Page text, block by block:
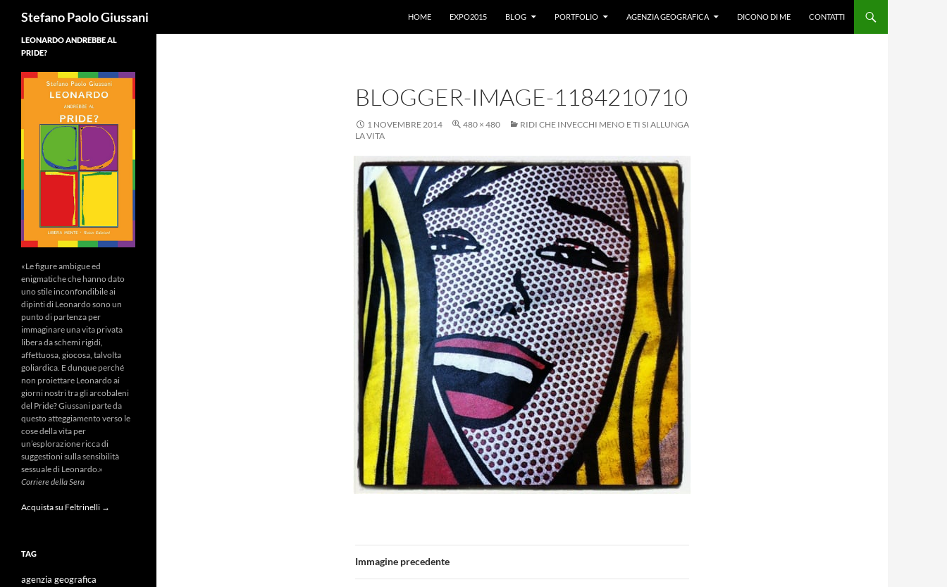
Stefano Paolo Giussani
HOME
EXPO2015 BLOG PORTFOLIO AGENZIA GEOGRAFICA DICONO DI ME CONTATTI
BLOGGER-IMAGE-1184210710
1 NOVEMBRE 2014 480 × 480
RIDI CHE INVECCHI MENO E TI SI ALLUNGA
LA VITA
Immagine precedente
LEONARDO ANDREBBE AL
PRIDE?
«Le figure ambigue ed
enigmatiche che hanno dato
uno stile inconfondibile ai
dipinti di Leonardo sono un
punto di partenza per
immaginare una vita privata
libera da schemi rigidi,
affettuosa, giocosa, talvolta
goliardica. E dunque perché
non proiettare Leonardo ai
giorni nostri tra gli arcobaleni
del Pride? Giussani parte da
questo atteggiamento verso le
cose della vita per
un’esplorazione ricca di
suggestioni sulla sensibilità
sessuale di Leonardo.»
Corriere della Sera
Acquista su Feltrinelli →
TAG
agenzia geografica